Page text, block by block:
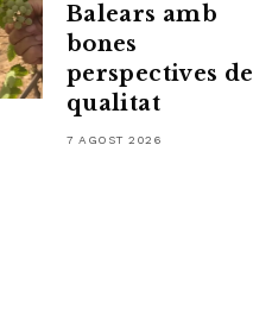
Balears amb
bones
perspectives de
qualitat
7 AGOST 2026